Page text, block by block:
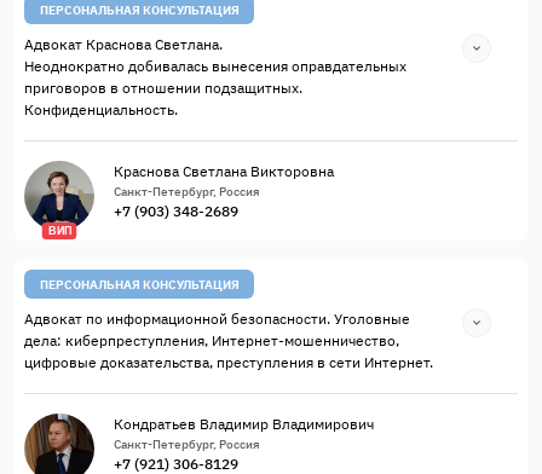
ПЕРСОНАЛЬНАЯ КОНСУЛЬТАЦИЯ
Адвокат Краснова Светлана.
Неоднократно добивалась вынесения оправдательных
приговоров в отношении подзащитных.
Конфиденциальность.
ВИП
Краснова Светлана Викторовна
Санкт-Петербург, Россия
+7 (903) 348-2689
ПЕРСОНАЛЬНАЯ КОНСУЛЬТАЦИЯ
Адвокат по информационной безопасности. Уголовные
дела: киберпреступления, Интернет-мошенничество,
цифровые доказательства, преступления в сети Интернет.
Кондратьев Владимир Владимирович
Санкт-Петербург, Россия
+7 (921) 306-8129